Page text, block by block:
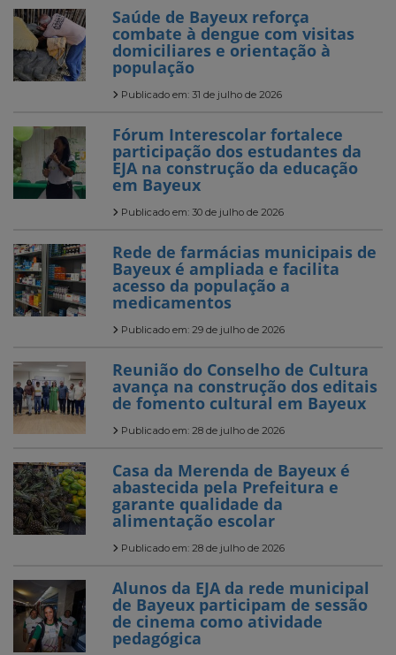
Saúde de Bayeux reforça
combate à dengue com visitas
domiciliares e orientação à
população
Publicado em: 31 de julho de 2026
Fórum Interescolar fortalece
participação dos estudantes da
EJA na construção da educação
em Bayeux
Publicado em: 30 de julho de 2026
Rede de farmácias municipais de
Bayeux é ampliada e facilita
acesso da população a
medicamentos
Publicado em: 29 de julho de 2026
Reunião do Conselho de Cultura
avança na construção dos editais
de fomento cultural em Bayeux
Publicado em: 28 de julho de 2026
Casa da Merenda de Bayeux é
abastecida pela Prefeitura e
garante qualidade da
alimentação escolar
Publicado em: 28 de julho de 2026
Alunos da EJA da rede municipal
de Bayeux participam de sessão
de cinema como atividade
pedagógica